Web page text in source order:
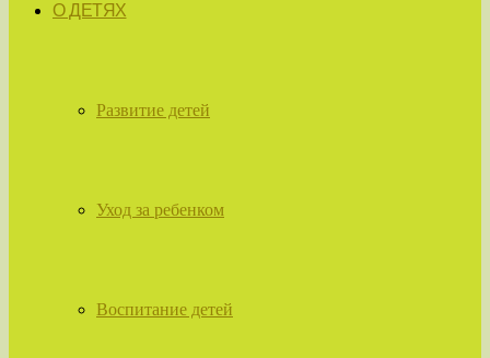
О ДЕТЯХ
Развитие детей
Уход за ребенком
Воспитание детей